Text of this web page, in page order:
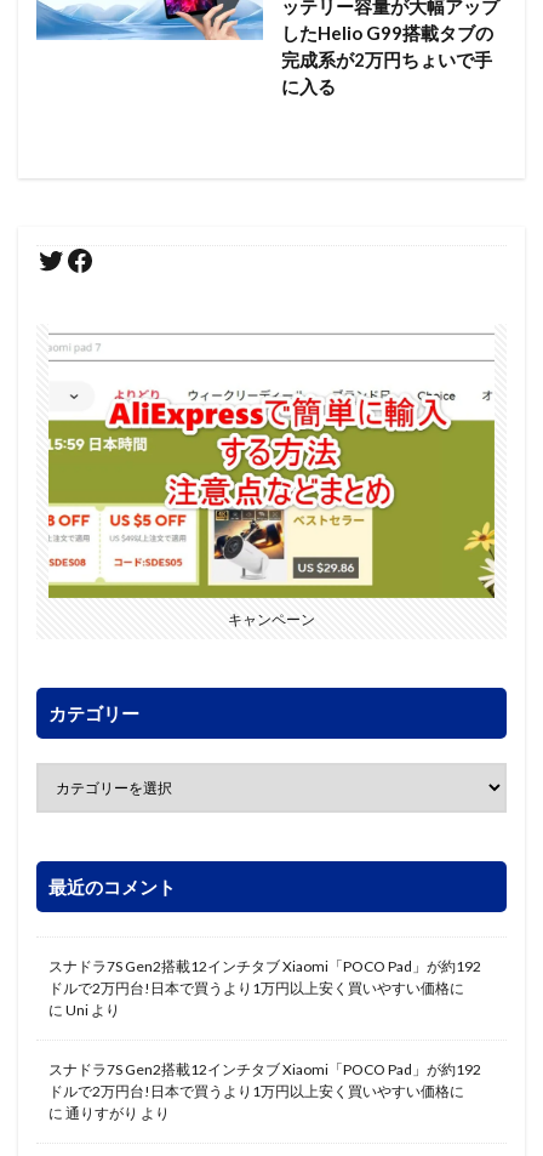
ッテリー容量が大幅アップ
したHelio G99搭載タブの
完成系が2万円ちょいで手
に入る
キャンペーン
カテゴリー
最近のコメント
スナドラ7S Gen2搭載12インチタブ Xiaomi「POCO Pad」が約192
ドルで2万円台!日本で買うより1万円以上安く買いやすい価格に
に Uni より
スナドラ7S Gen2搭載12インチタブ Xiaomi「POCO Pad」が約192
ドルで2万円台!日本で買うより1万円以上安く買いやすい価格に
に 通りすがり より